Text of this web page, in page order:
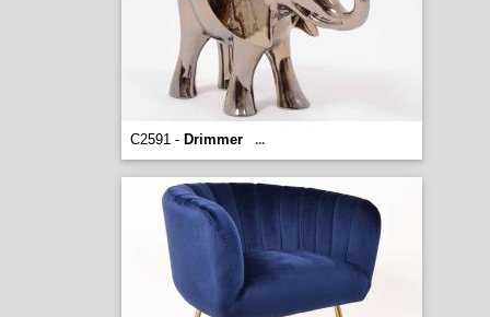
C2591 - Drimmer ...